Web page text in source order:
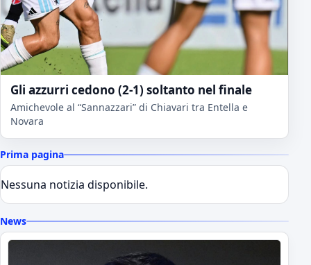
Gli azzurri cedono (2-1) soltanto nel finale
Amichevole al “Sannazzari” di Chiavari tra Entella e
Novara
Prima pagina
Nessuna notizia disponibile.
News